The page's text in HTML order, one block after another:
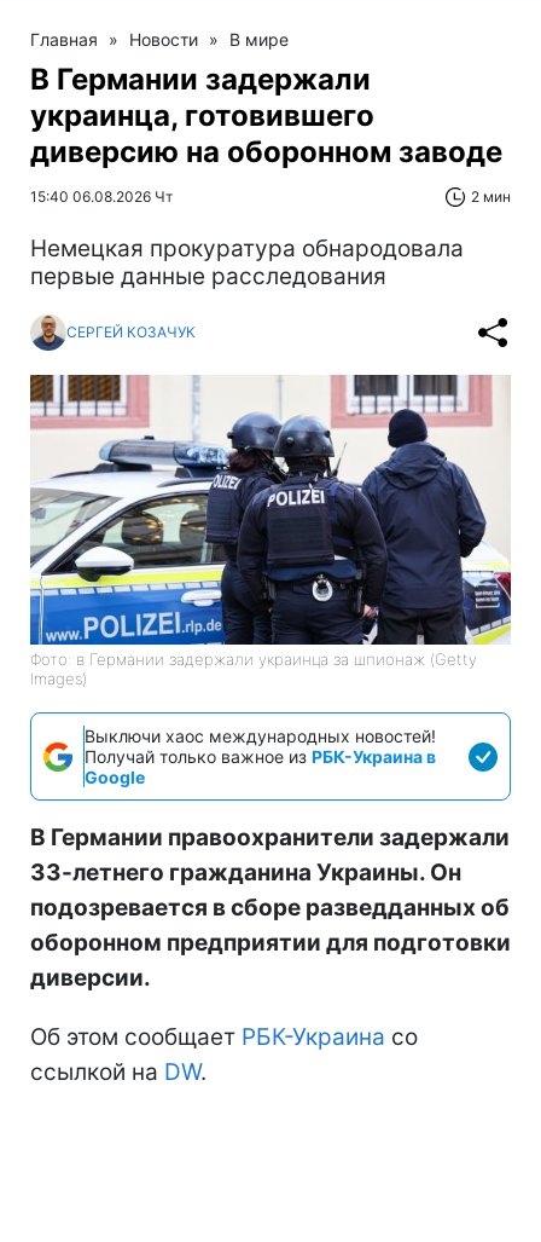
Главная » Новости » В мире
В Германии задержали
украинца, готовившего
диверсию на оборонном заводе
15:40 06.08.2026 Чт 2 мин
Немецкая прокуратура обнародовала
первые данные расследования
СЕРГЕЙ КОЗАЧУК
Фото: в Германии задержали украинца за шпионаж (Getty
Images)
Выключи хаос международных новостей!
Получай только важное из РБК-Украина в
Google
В Германии правоохранители задержали
33-летнего гражданина Украины. Он
подозревается в сборе разведданных об
оборонном предприятии для подготовки
диверсии.
Об этом сообщает РБК-Украина со
ссылкой на DW.